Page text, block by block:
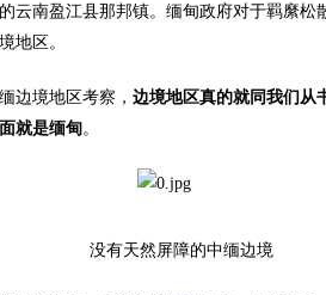
云南盈江县那邦镇。缅甸政府对于羁縻松
地区。
境地区考察， 边境地区真的就同我们从
就是缅甸。
没有天然屏障的中缅边境